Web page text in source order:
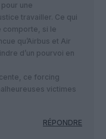
une
travailler. Ce qui
comporte, si le
qu’Airbus et Air
d’un pourvoi en
ce forcing
victimes
RÉPONDRE